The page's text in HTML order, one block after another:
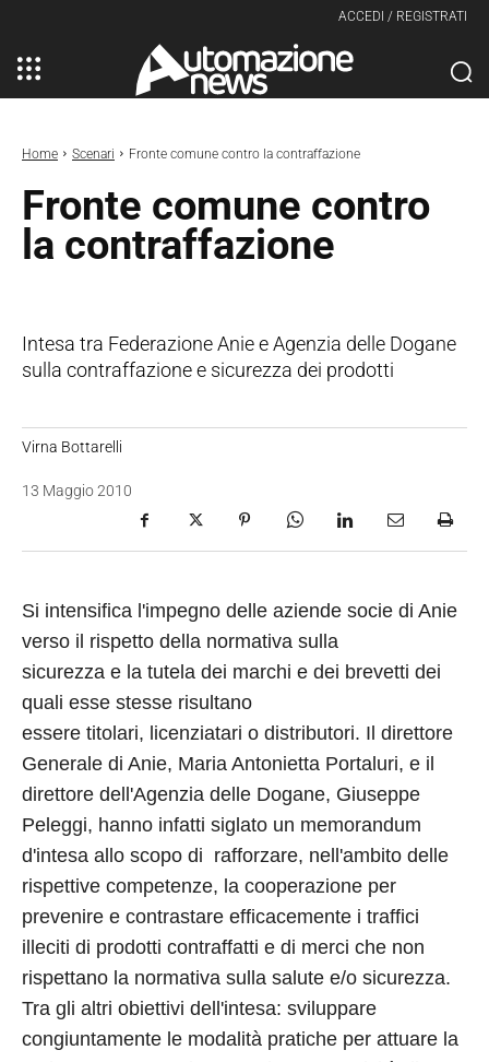
ACCEDI / REGISTRATI
Home Scenari Fronte comune contro la contraffazione
Fronte comune contro
la contraffazione
Intesa tra Federazione Anie e Agenzia delle Dogane
sulla contraffazione e sicurezza dei prodotti
Virna Bottarelli
13 Maggio 2010
Si intensifica l'impegno delle aziende socie di Anie
verso il rispetto della normativa sulla
sicurezza e la tutela dei marchi e dei brevetti dei
quali esse stesse risultano
essere titolari, licenziatari o distributori. I l direttore
Generale di Anie, Maria Antonietta Portaluri, e il
direttore dell'Agenzia delle Dogane, Giuseppe
Peleggi, hanno infatti siglato un memorandum
d'intesa allo scopo di rafforzare, nell'ambito delle
rispettive competenze, la cooperazione per
prevenire e contrastare efficacemente i traffici
illeciti di prodotti contraffatti e di merci che non
rispettano la normativa sulla salute e/o sicurezza.
Tra gli altri obiettivi dell'intesa: sviluppare
congiuntamente le modalità pratiche per attuare la